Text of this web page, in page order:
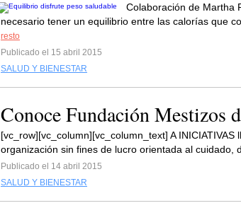
Colaboración de Martha
necesario tener un equilibrio entre las calorías que
resto
Publicado el 15 abril 2015
SALUD Y BIENESTAR
Conoce Fundación Mestizos
[vc_row][vc_column][vc_column_text] A
organización sin fines de lucro orientada al cuidado,
Publicado el 14 abril 2015
SALUD Y BIENESTAR